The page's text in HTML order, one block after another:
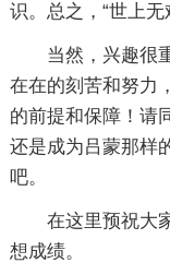
识。总之，“世上
当然，兴趣很
在在的刻苦和努力
的前提和保障！请
还是成为吕蒙那样
吧。
在这里预祝大
想成绩。